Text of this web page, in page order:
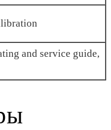
and service guide,